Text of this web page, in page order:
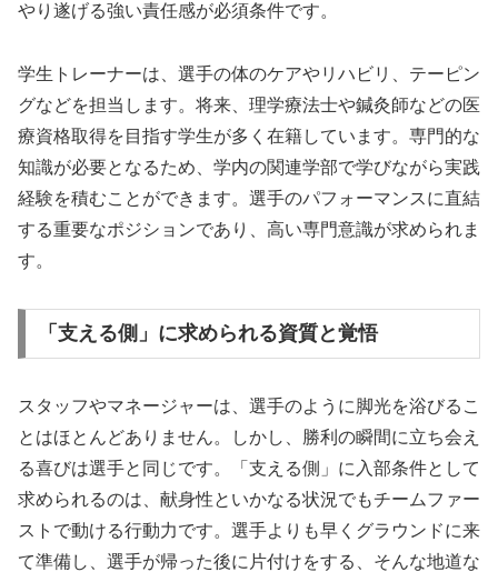
やり遂げる強い責任感が必須条件です。
学生トレーナーは、選手の体のケアやリハビリ、テーピン
グなどを担当します。将来、理学療法士や鍼灸師などの医
療資格取得を目指す学生が多く在籍しています。専門的な
知識が必要となるため、学内の関連学部で学びながら実践
経験を積むことができます。選手のパフォーマンスに直結
する重要なポジションであり、高い専門意識が求められま
す。
「支える側」に求められる資質と覚悟
スタッフやマネージャーは、選手のように脚光を浴びるこ
とはほとんどありません。しかし、勝利の瞬間に立ち会え
る喜びは選手と同じです。「支える側」に入部条件として
求められるのは、献身性といかなる状況でもチームファー
ストで動ける行動力です。選手よりも早くグラウンドに来
て準備し、選手が帰った後に片付けをする、そんな地道な